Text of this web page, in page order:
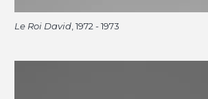
Le Roi David , 1972 - 1973